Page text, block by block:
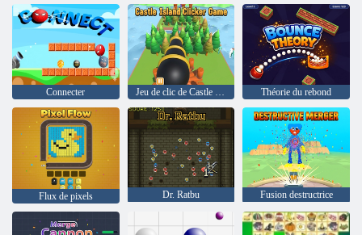
Connecter Jeu de clic de Castle Island Théorie du rebond
Flux de pixels Dr. Ratbu Fusion destructrice